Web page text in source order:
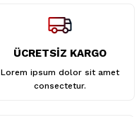
ÜCRETSİZ KARGO
Lorem ipsum dolor sit amet
consectetur.